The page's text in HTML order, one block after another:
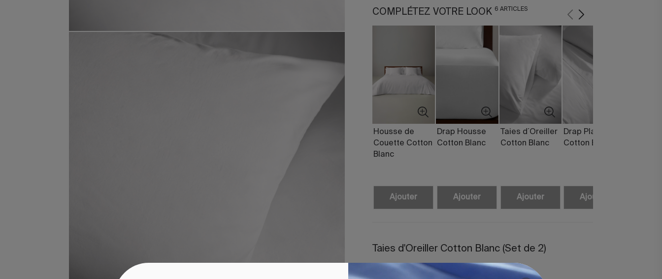
COMPLÉTEZ VOTRE LOOK 6 ARTICLES
Housse de
Couette Cotton
Blanc
Ajouter
Drap Housse
Cotton Blanc
Ajouter
Taies d´Oreiller
Cotton Blanc
Ajouter
Drap Plat
Cotton Blanc
Ajouter
Taies d'Oreiller Cotton Blanc (Set de 2)
100 % coton organique GOTS©